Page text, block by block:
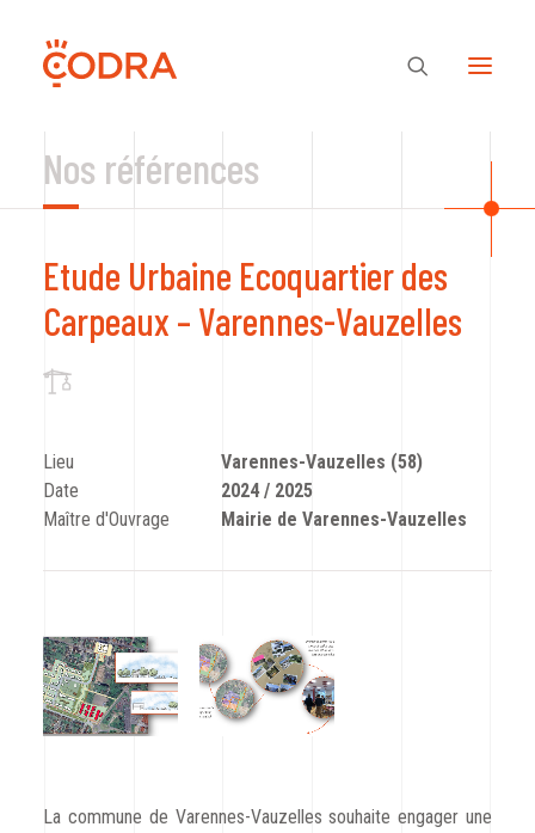
Des valeurs, une équipe
Nos savoir-faire
Notre regard
Nos références
Nos références
Etude Urbaine Ecoquartier des
Carpeaux – Varennes-Vauzelles
Lieu
Varennes-Vauzelles (58)
Date
2024 / 2025
Maître d'Ouvrage
Mairie de Varennes-Vauzelles
La commune de Varennes-Vauzelles souhaite engager une